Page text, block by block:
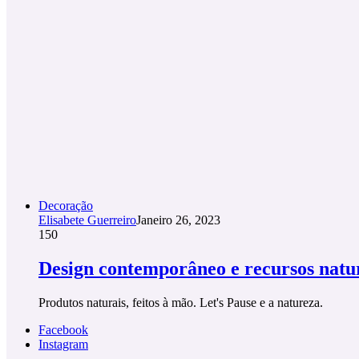
Decoração
Elisabete GuerreiroJaneiro 26, 2023
150
Design contemporâneo e recursos
Produtos naturais, feitos à mão. Let's Pause e a natureza.
Facebook
Instagram